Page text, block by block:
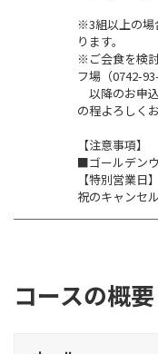
※3組以上の場
ります。
※ご会食を検
フ場（0742-
以降のお申
の程よろしく
【注意事項】
■ゴールデン
【特別営業日
祝のキャンセ
コースの概要